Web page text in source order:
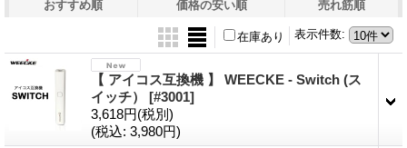
おすすめ順 価格の安い順 売れ筋順
表示件数:
在庫あり
【 アイコス互換機 】 WEECKE - Switch (ス
イッチ） [#3001]
3,618円(税別)
(税込: 3,980円)